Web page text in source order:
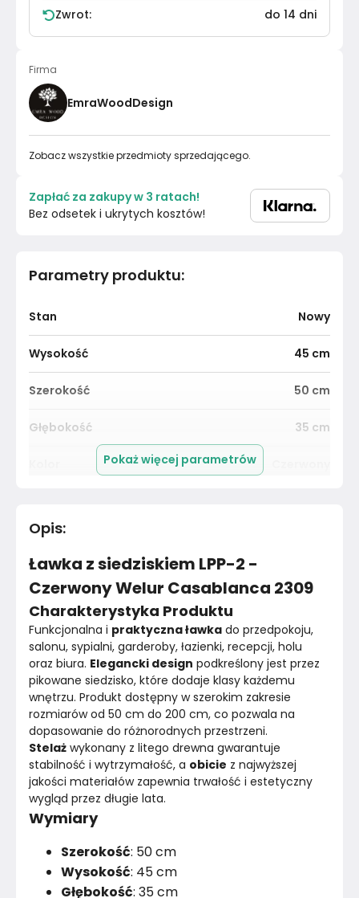
Parametry produktu:
Stan Nowy
Wysokość 45 cm
Szerokość 50 cm
Głębokość 35 cm
Kolor tkaniny
Rodzaj tkaniny
Wariant tkaniny Casablanca 2309
Pikowanie
Materiał Drewno
Kolor Czerwone i bordowe
Rodzaj tkaniny
Montaż
Pokaż więcej parametrów
Opis:
Ławka z siedziskiem LPP-2 -
Czerwony Welur Casablanca 2309
Charakterystyka Produktu
Funkcjonalna i praktyczna ławka do przedpokoju,
salonu, sypialni, garderoby, łazienki, recepcji, holu
oraz biura. Elegancki design podkreślony jest przez
pikowane siedzisko, które dodaje klasy każdemu
wnętrzu. Produkt dostępny w szerokim zakresie
rozmiarów od 50 cm do 200 cm, co pozwala na
dopasowanie do różnorodnych przestrzeni.
Stelaż wykonany z litego drewna gwarantuje
stabilność i wytrzymałość, a obicie z najwyższej
jakości materiałów zapewnia trwałość i estetyczny
wygląd przez długie lata.
Wymiary
Szerokość: 50 cm
Wysokość: 45 cm
Głębokość: 35 cm
Zwrot: do 14 dni
Firma
EmraWoodDesign
Zobacz wszystkie przedmioty sprzedającego.
Zapłać za zakupy w 3 ratach!
Bez odsetek i ukrytych kosztów!